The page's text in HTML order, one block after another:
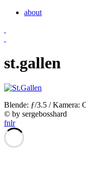
about
st.gallen
Blende: ƒ/3.5 / Kamera:
© by sergebosshard
fnlr